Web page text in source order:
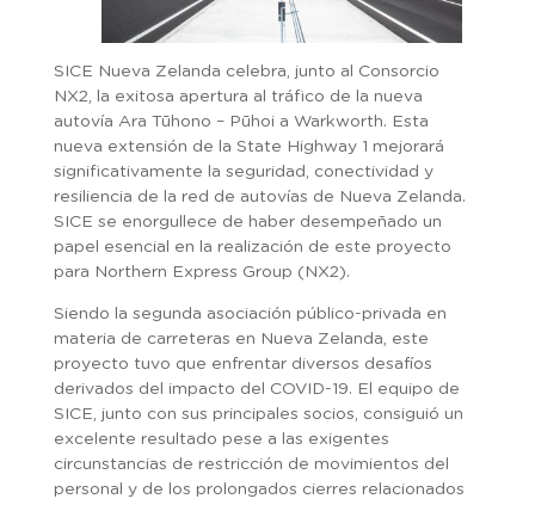
SICE Nueva Zelanda celebra, junto al Consorcio
NX2, la exitosa apertura al tráfico de la nueva
autovía Ara Tūhono – Pūhoi a Warkworth. Esta
nueva extensión de la State Highway 1 mejorará
significativamente la seguridad, conectividad y
resiliencia de la red de autovías de Nueva Zelanda.
SICE se enorgullece de haber desempeñado un
papel esencial en la realización de este proyecto
para Northern Express Group (NX2).
Siendo la segunda asociación público-privada en
materia de carreteras en Nueva Zelanda, este
proyecto tuvo que enfrentar diversos desafíos
derivados del impacto del COVID-19. El equipo de
SICE, junto con sus principales socios, consiguió un
excelente resultado pese a las exigentes
circunstancias de restricción de movimientos del
personal y de los prolongados cierres relacionados